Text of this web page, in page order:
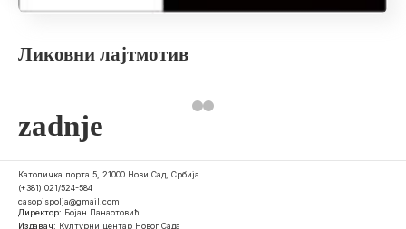
Ликовни лајтмотив
zadnje
Католичка порта 5, 21000 Нови Сад, Србија
(+381) 021/524-584
casopispolja@gmail.com
Директор: Бојан Панаотовић
Издавач: Културни центар Новог Сада